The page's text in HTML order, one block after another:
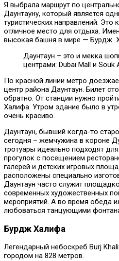
Я выбрала маршрут по
Даунтауну, который является
туристических направлений.
отличное место для отдыха.
высокая башня в мире — Бурдж
Даунтаун – это и мекка
центрами: Dubai Mall и Souk
По красной линии метро
центр района Даунтаун. Билет
обратно. От станции нужно
Халифа. Утром здание было в
очень красиво.
Даунтаун, бывший когда-то
сегодня – жемчужина в короне
тротуары идеально подходят
прогулок с посещением
галерей и детских игровых
расположены специально
Даунтаун часто служит
современных художественных
мероприятий. А во время обеда
любоваться танцующими
Бурдж Халифа
Легендарный небоскреб Burj
городом на 828 метров.